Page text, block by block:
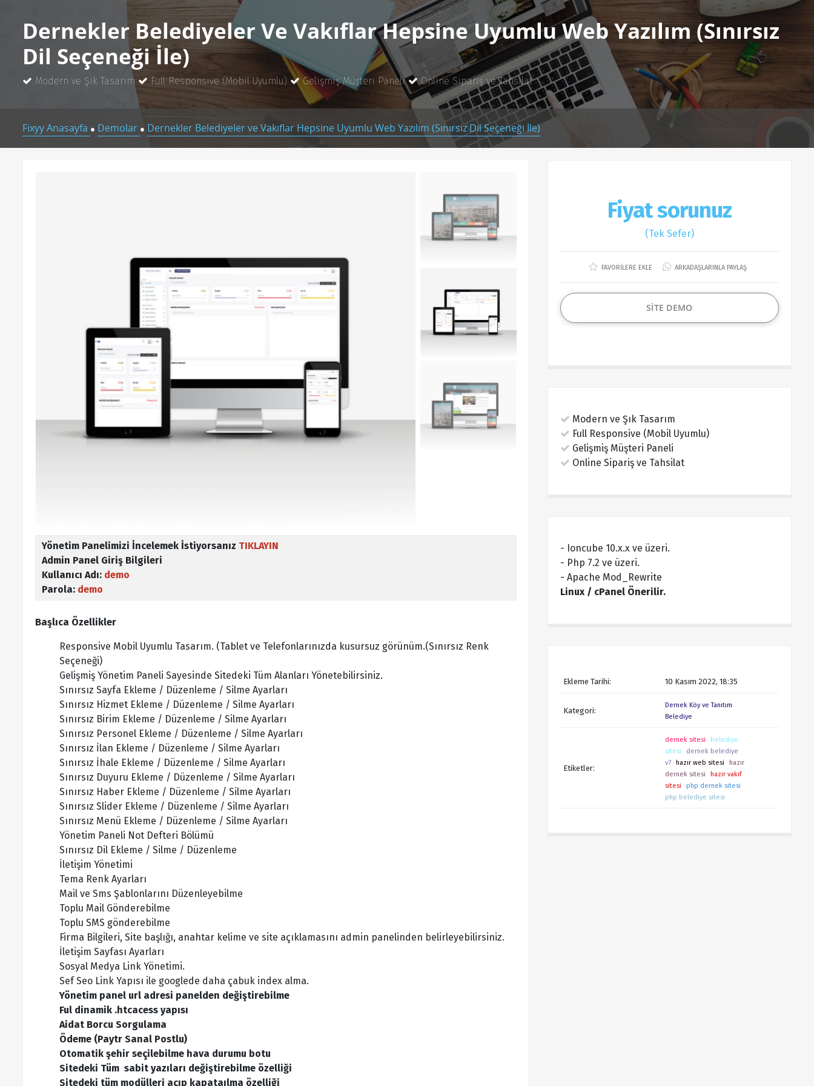
Dernekler Belediyeler Ve Vakıflar Hepsine Uyumlu Web Yazılım (Sınırsız
Dil Seçeneği İle)
Modern ve Şık Tasarım Full Responsive (Mobil Uyumlu) Gelişmiş Müşteri Paneli Online Sipariş ve Tahsilat
Fixyy Anasayfa ● Demolar ● Dernekler Belediyeler ve Vakıflar Hepsine Uyumlu Web Yazılım (Sınırsız Dil Seçeneği İle)
Yönetim Panelimizi İncelemek İstiyorsanız TIKLAYIN
Admin Panel Giriş Bilgileri
Kullanıcı Adı: demo
Parola: demo
Başlıca Özellikler
Responsive Mobil Uyumlu Tasarım. (Tablet ve Telefonlarınızda kusursuz görünüm.(Sınırsız Renk
Seçeneği)
Gelişmiş Yönetim Paneli Sayesinde Sitedeki Tüm Alanları Yönetebilirsiniz.
Sınırsız Sayfa Ekleme / Düzenleme / Silme Ayarları
Sınırsız Hizmet Ekleme / Düzenleme / Silme Ayarları
Sınırsız Birim Ekleme / Düzenleme / Silme Ayarları
Sınırsız Personel Ekleme / Düzenleme / Silme Ayarları
Sınırsız İlan Ekleme / Düzenleme / Silme Ayarları
Sınırsız İhale Ekleme / Düzenleme / Silme Ayarları
Sınırsız Duyuru Ekleme / Düzenleme / Silme Ayarları
Sınırsız Haber Ekleme / Düzenleme / Silme Ayarları
Sınırsız Slider Ekleme / Düzenleme / Silme Ayarları
Sınırsız Menü Ekleme / Düzenleme / Silme Ayarları
Yönetim Paneli Not Defteri Bölümü
Sınırsız Dil Ekleme / Silme / Düzenleme
İletişim Yönetimi
Tema Renk Ayarları
Mail ve Sms Şablonlarını Düzenleyebilme
Toplu Mail Gönderebilme
Toplu SMS gönderebilme
Firma Bilgileri, Site başlığı, anahtar kelime ve site açıklamasını admin panelinden belirleyebilirsiniz.
İletişim Sayfası Ayarları
Sosyal Medya Link Yönetimi.
Sef Seo Link Yapısı ile googlede daha çabuk index alma.
Yönetim panel url adresi panelden değiştirebilme
Ful dinamik .htcacess yapısı
Aidat Borcu Sorgulama
Ödeme (Paytr Sanal Postlu)
Otomatik şehir seçilebilme hava durumu botu
Sitedeki Tüm sabit yazıları değiştirebilme özelliği
Sitedeki tüm modülleri açıp kapataılma özelliği
Fiyat sorunuz
(Tek Sefer)
FAVORİLERE EKLE ARKADAŞLARINLA PAYLAŞ
SİTE DEMO
Modern ve Şık Tasarım
Full Responsive (Mobil Uyumlu)
Gelişmiş Müşteri Paneli
Online Sipariş ve Tahsilat
- Ioncube 10.x.x ve üzeri.
- Php 7.2 ve üzeri.
- Apache Mod_Rewrite
Linux / cPanel Önerilir.
Ekleme Tarihi: 10 Kasım 2022, 18:35
Kategori:
Dernek Köy ve Tanıtım
Belediye
Etiketler:
dernek sitesi
belediye
sitesi
dernek belediye
v7
hazır web sitesi
hazır
dernek sitesi
hazır vakıf
sitesi
php dernek sitesi
php belediye sitesi